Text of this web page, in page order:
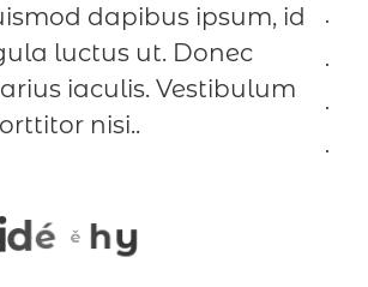
dapibus ipsum, id
luctus ut. Donec
iaculis. Vestibulum
nisi..
h
dé